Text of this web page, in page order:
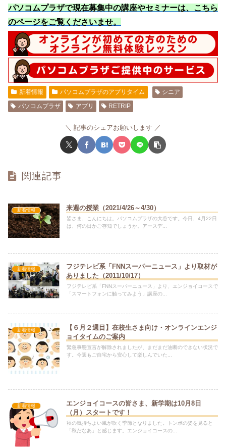
パソコムプラザで現在募集中の講座やセミナーは、こちら
のページをご覧くださいませ。
新着情報 パソコムプラザのアプリタイム
シニア
パソコムプラザ
アプリ RETRIP
記事のシェアお願いします
関連記事
新着情報 来週の授業（2021/4/26～4/30）
皆さま、こんにちは。パソコムプラザの大谷です。今日、4月22日
は、何の日かご存知でしょうか。アースデ...
新着情報
フジテレビ系「FNNスーパーニュース」より取材が
ありました（2011/10/17）
フジテレビ系「FNNスーパーニュース」より、エンジョイコースで
「スマートフォンに触ってみよう」講座の...
新着情報
【６月２週目】在校生さま向け・オンラインエンジ
ョイタイムのご案内
緊急事態宣言が解除されましたが、まだまだ油断のできない状況で
す。今週もご自宅から安心して楽しんでいた...
新着情報
エンジョイコースの皆さま、新学期は10月8日
（月）スタートです！
秋の気持ちよい風が吹く季節となりました。トンボの姿を見ると
「秋だなあ」と感じます。エンジョイコースの...